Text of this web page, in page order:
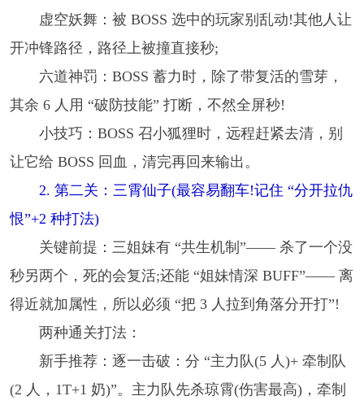
虚空妖舞：被 BOSS 选中的玩家别乱动!其他人让
开冲锋路径，路径上被撞直接秒;
六道神罚：BOSS 蓄力时，除了带复活的雪芽，
其余 6 人用 “破防技能” 打断，不然全屏秒!
小技巧：BOSS 召小狐狸时，远程赶紧去清，别
让它给 BOSS 回血，清完再回来输出。
2. 第二关：三霄仙子(最容易翻车!记住 “分开拉仇
恨”+2 种打法)
关键前提：三姐妹有 “共生机制”—— 杀了一个没
秒另两个，死的会复活;还能 “姐妹情深 BUFF”—— 离
得近就加属性，所以必须 “把 3 人拉到角落分开打”!
两种通关打法：
新手推荐：逐一击破：分 “主力队(5 人)+ 牵制队
(2 人，1T+1 奶)”。主力队先杀琼霄(伤害最高)，牵制